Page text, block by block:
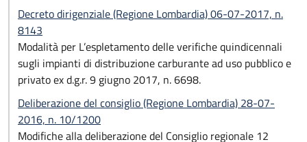
Decreto dirigenziale (Regione Lombardia) 06-07-2017, n.
8143
Modalità per L’espletamento delle verifiche quindicennali
sugli impianti di distribuzione carburante ad uso pubblico e
privato ex d.g.r. 9 giugno 2017, n. 6698.
Deliberazione del consiglio (Regione Lombardia) 28-07-
2016, n. 10/1200
Modifiche alla deliberazione del Consiglio regionale 12